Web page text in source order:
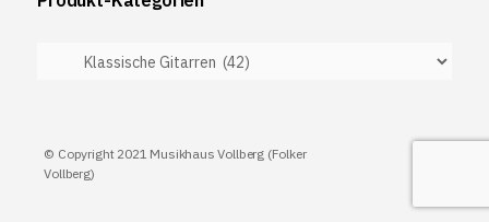
© Copyright 2021 Musikhaus Vollberg (Folker
Vollberg)